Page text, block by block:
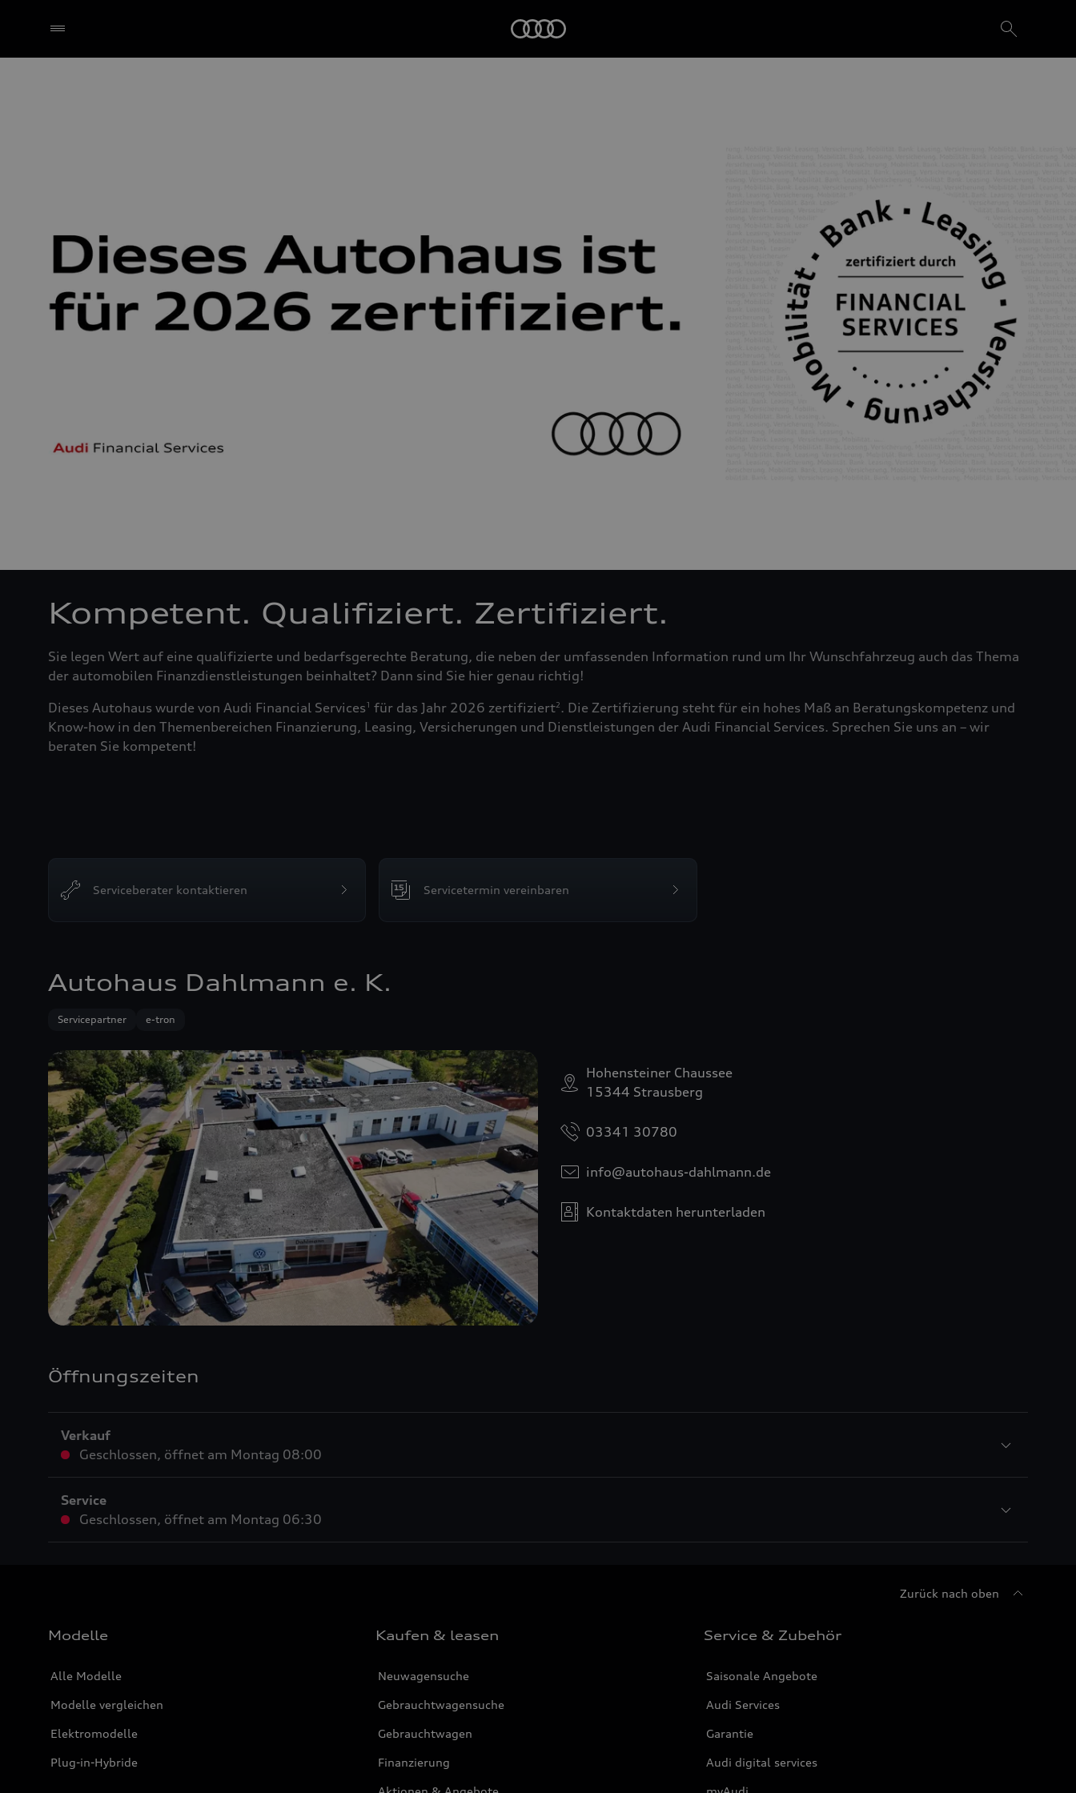
Kompetent. Qualifiziert. Zertifiziert.
Sie legen Wert auf eine qualifizierte und bedarfsgerechte Beratung, die neben der umfassenden Information rund um Ihr Wunschfahrzeug auch das Thema
der automobilen Finanzdienstleistungen beinhaltet? Dann sind Sie hier genau richtig!
Dieses Autohaus wurde von Audi Financial Services1 für das Jahr 2026 zertifiziert2. Die Zertifizierung steht für ein hohes Maß an Beratungskompetenz und
Know-how in den Themenbereichen Finanzierung, Leasing, Versicherungen und Dienstleistungen der Audi Financial Services. Sprechen Sie uns an – wir
beraten Sie kompetent!
Serviceberater kontaktieren Servicetermin vereinbaren
Autohaus Dahlmann e. K.
Servicepartner e-tron
Hohensteiner Chaussee
15344 Strausberg
03341 30780
info@autohaus-dahlmann.de
Kontaktdaten herunterladen
Öffnungszeiten
Verkauf
Geschlossen, öffnet am Montag 08:00
Service
Geschlossen, öffnet am Montag 06:30
Zurück nach oben
Modelle
Alle Modelle
Modelle vergleichen
Elektromodelle
Plug-in-Hybride
Kaufen & leasen
Neuwagensuche
Gebrauchtwagensuche
Gebrauchtwagen
Finanzierung
Service & Zubehör
Saisonale Angebote
Audi Services
Garantie
Audi digital services